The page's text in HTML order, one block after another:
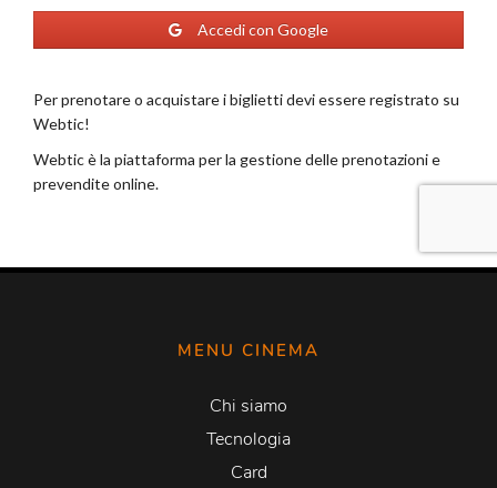
MENU CINEMA
Chi siamo
Tecnologia
Card